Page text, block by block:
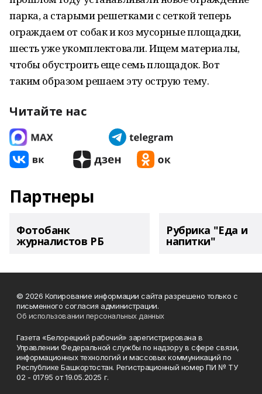
парка, а старыми решетками с сеткой теперь
ограждаем от собак и коз мусорные площадки,
шесть уже укомплектовали. Ищем материалы,
чтобы обустроить еще семь площадок. Вот
таким образом решаем эту острую тему.
Читайте нас
Партнеры
Фотобанк
журналистов РБ
Рубрика "Еда и
напитки"
© 2026 Копирование информации сайта разрешено только с
письменного согласия администрации.
Об использовании персональных данных
Газета «Белорецкий рабочий» зарегистрирована в
Управлении Федеральной службы по надзору в сфере связи,
информационных технологий и массовых коммуникаций по
Республике Башкортостан. Регистрационный номер ПИ № ТУ
02 - 01795 от 19.05.2025 г.